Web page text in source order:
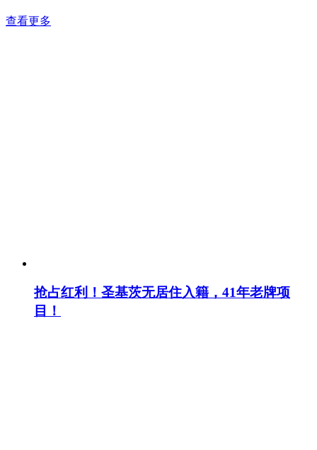
查看更多
抢占红利！圣基茨无居住入籍，41年老牌项
目！